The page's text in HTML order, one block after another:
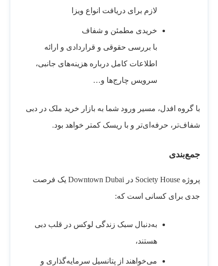
لازم برای دریافت انواع ویزا
خریدی مطمئن و شفاف
با بررسی حقوقی و قراردادی و ارائه
اطلاعات کامل درباره هزینه‌های جانبی،
سرویس چارج‌ها و…
با گروه افدل، مسیر ورود شما به بازار خرید ملک در دبی
شفاف‌تر، حرفه‌ای‌تر و با ریسک کمتر خواهد بود.
جمع‌بندی
پروژه Society House در Downtown Dubai یک فرصت
جدی برای کسانی است که:
به‌دنبال سبک زندگی لوکس در قلب دبی
هستند،
می‌خواهند از پتانسیل سرمایه‌گذاری و